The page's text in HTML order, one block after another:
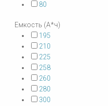
80
Емкость (А*ч)
195
210
225
258
260
280
300